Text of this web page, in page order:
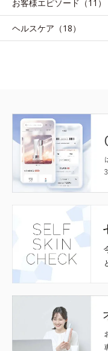
お客様エピソード（11）
ヘルスケア（18）